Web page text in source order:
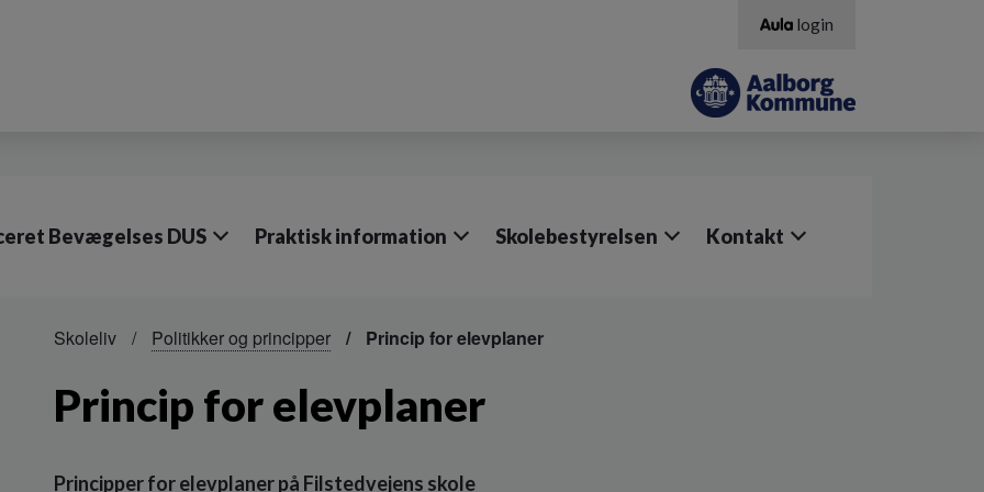
login
Bevægelses DUS Praktisk information Skolebestyrelsen Kontakt
Skoleliv Politikker og principper Princip for elevplaner
Princip for elevplaner
Principper for elevplaner på Filstedvejens skole